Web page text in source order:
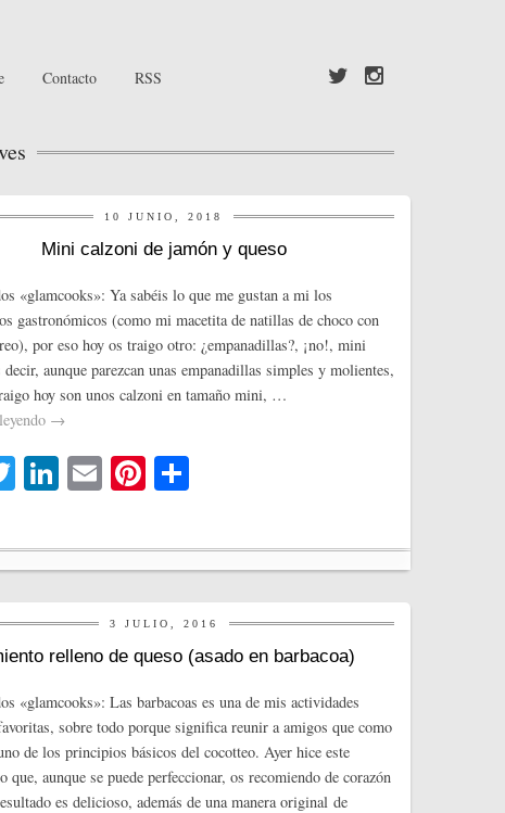
Contacto RSS
10 JUNIO, 2018
Mini calzoni de jamón y queso
«glamcooks»: Ya sabéis lo que me gustan a mi los
gastronómicos (como mi macetita de natillas de choco con
por eso hoy os traigo otro: ¿empanadillas?, ¡no!, mini
aunque parezcan unas empanadillas simples y molientes,
hoy son unos calzoni en tamaño mini, …
→
T
tte
r
Li
ed
In
E
ail
Pi
er
es
t
m
pa
rti
r
3 JULIO, 2016
relleno de queso (asado en barbacoa)
«glamcooks»: Las barbacoas es una de mis actividades
sobre todo porque significa reunir a amigos que como
de los principios básicos del cocotteo. Ayer hice este
que, aunque se puede perfeccionar, os recomiendo de corazón
es delicioso, además de una manera original de